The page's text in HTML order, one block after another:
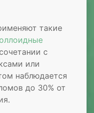
такие
с
или
наблюдается
до 30% от